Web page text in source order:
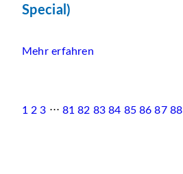
Special)
Mehr erfahren
1 2 3 ⋅⋅⋅ 81 82 83 84 85 86 87 88